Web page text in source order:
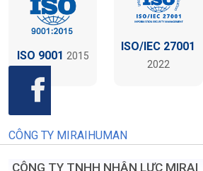
ISO 9001 2015
ISO/IEC 27001
2022
CÔNG TY MIRAIHUMAN
CÔNG TY TNHH NHÂN LỰC MIRAI